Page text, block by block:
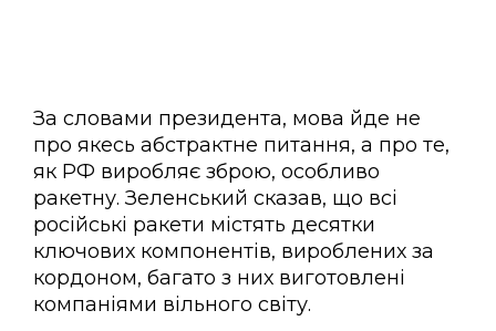
За словами президента, мова йде не
про якесь абстрактне питання, а про те,
як РФ виробляє зброю, особливо
ракетну. Зеленський сказав, що всі
російські ракети містять десятки
ключових компонентів, вироблених за
кордоном, багато з них виготовлені
компаніями вільного світу.